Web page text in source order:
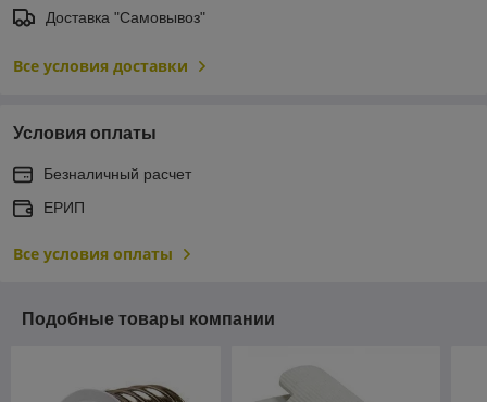
Доставка "Самовывоз"
Все условия доставки
Условия оплаты
Безналичный расчет
ЕРИП
Все условия оплаты
Подобные товары компании